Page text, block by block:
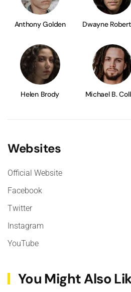
Anthony Golden Dwayne
Helen Brody Michael B.
Websites
Official Website
Facebook
Twitter
Instagram
YouTube
You Might Also